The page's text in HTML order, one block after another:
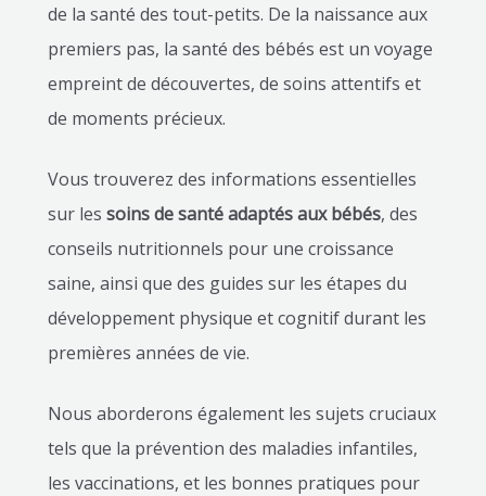
de la santé des tout-petits. De la naissance aux
premiers pas, la santé des bébés est un voyage
empreint de découvertes, de soins attentifs et
de moments précieux.
Vous trouverez des informations essentielles
sur les soins de santé adaptés aux bébés, des
conseils nutritionnels pour une croissance
saine, ainsi que des guides sur les étapes du
développement physique et cognitif durant les
premières années de vie.
Nous aborderons également les sujets cruciaux
tels que la prévention des maladies infantiles,
les vaccinations, et les bonnes pratiques pour